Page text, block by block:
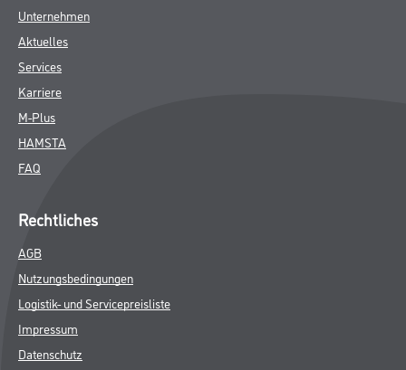
Unternehmen
Aktuelles
Services
Karriere
M-Plus
HAMSTA
FAQ
Rechtliches
AGB
Nutzungsbedingungen
Logistik- und Servicepreisliste
Impressum
Datenschutz